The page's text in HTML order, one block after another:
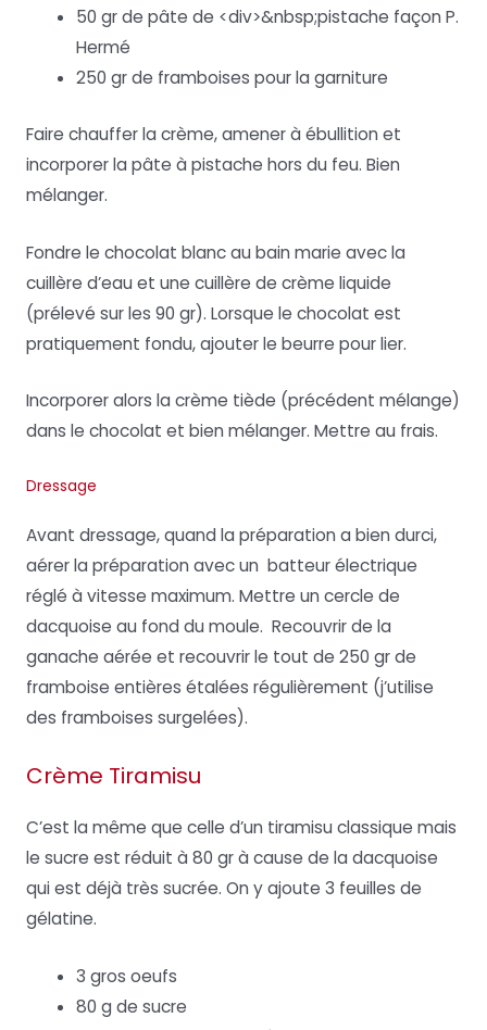
50 gr de pâte de <div>&nbsp;pistache façon P.
Hermé
250 gr de framboises pour la garniture
Faire chauffer la crème, amener à ébullition et
incorporer la pâte à pistache hors du feu. Bien
mélanger.
Fondre le chocolat blanc au bain marie avec la
cuillère d’eau et une cuillère de crème liquide
(prélevé sur les 90 gr). Lorsque le chocolat est
pratiquement fondu, ajouter le beurre pour lier.
Incorporer alors la crème tiède (précédent mélange)
dans le chocolat et bien mélanger. Mettre au frais.
Dressage
Avant dressage, quand la préparation a bien durci,
aérer la préparation avec un batteur électrique
réglé à vitesse maximum. Mettre un cercle de
dacquoise au fond du moule. Recouvrir de la
ganache aérée et recouvrir le tout de 250 gr de
framboise entières étalées régulièrement (j’utilise
des framboises surgelées).
Crème Tiramisu
C’est la même que celle d’un tiramisu classique mais
le sucre est réduit à 80 gr à cause de la dacquoise
qui est déjà très sucrée. On y ajoute 3 feuilles de
gélatine.
3 gros oeufs
80 g de sucre